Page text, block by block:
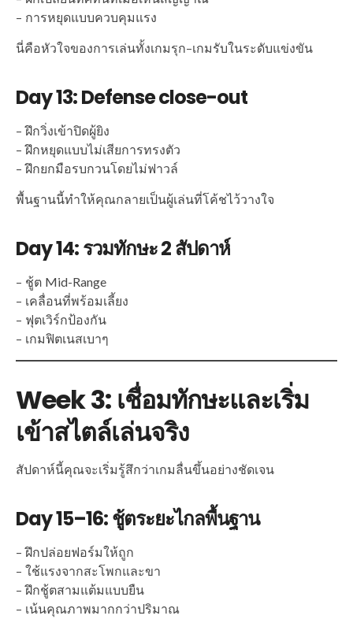
– การหยุดแบบควบคุมแรง
นี่คือหัวใจของการเล่นทั้งเกมรุก–เกมรับในระดับแข่งขัน
Day 13: Defense close-out
– ฝึกวิ่งเข้าปิดผู้ยิง
– ฝึกหยุดแบบไม่เสียการทรงตัว
– ฝึกยกมือรบกวนโดยไม่ฟาวล์
พื้นฐานนี้ทำให้คุณกลายเป็นผู้เล่นที่โค้ชไว้วางใจ
Day 14: รวมทักษะ 2 สัปดาห์
– ชู้ต Mid-Range
– เคลื่อนที่พร้อมเลี้ยง
– ฟุตเวิร์กป้องกัน
– เกมฟิตเนสเบาๆ
Week 3: เชื่อมทักษะและเริ่ม
เข้าสไตล์เล่นจริง
สัปดาห์นี้คุณจะเริ่มรู้สึกว่าเกมลื่นขึ้นอย่างชัดเจน
Day 15–16: ชู้ตระยะไกลพื้นฐาน
– ฝึกปล่อยฟอร์มให้ถูก
– ใช้แรงจากสะโพกและขา
– ฝึกชู้ตสามแต้มแบบยืน
– เน้นคุณภาพมากกว่าปริมาณ